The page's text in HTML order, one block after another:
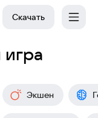
Скачать
Экшен